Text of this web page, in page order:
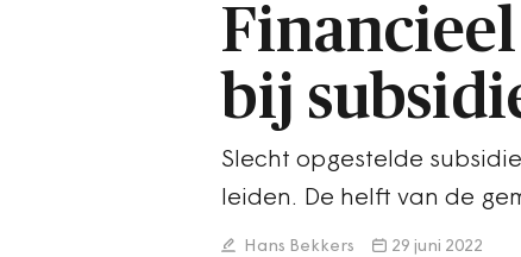
bij
Slecht opgestelde
leiden. De helft van de
Hans Bekkers 29 juni 2022